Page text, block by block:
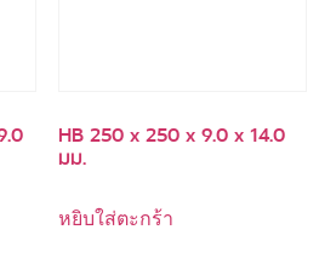
HB 250 x 250 x 9.0 x 14.0
มม.
หยิบใส่ตะกร้า